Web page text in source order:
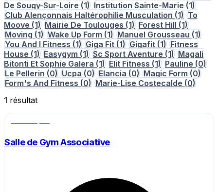
De Sougy-Sur-Loire (1) Institution Sainte-Marie (1)
Club Alençonnais Haltérophilie Musculation (1) To
Moove (1) Mairie De Toulouges (1) Forest Hill (1)
Moving (1) Wake Up Form (1) Manuel Grousseau (1)
You And I Fitness (1) Giga Fit (1) Gigafit (1) Fitness
House (1) Easygym (1) Sc Sport Aventure (1) Magali
Bitonti Et Sophie Galera (1) Elit Fitness (1) Pauline (0)
Le Pellerin (0) Ucpa (0) Elancia (0) Magic Form (0)
Form's And Fitness (0) Marie-Lise Costecalde (0)
1 résultat
Salle de Gym Associative